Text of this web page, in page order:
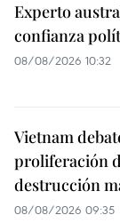
Experto
confianza
08/08/2026 10:32
Vietnam
proliferación
destrucción
08/08/2026 09:35